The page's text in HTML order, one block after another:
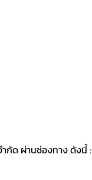
กัด ผ่านช่องทาง ดังนี้ :